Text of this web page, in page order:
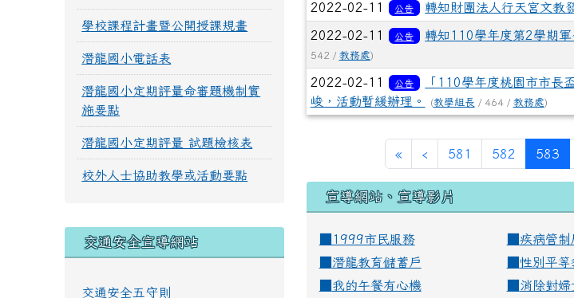
2022-02-11 公告 轉知財團法人行天宮文教
2022-02-11 公告 轉知110學年度第2學期軍
542 / 教務處)
2022-02-11 公告
「110學年度桃園市市長
峻，活動暫緩辦理。
(教學組長 / 464 / 教務處)
« ‹ 581 582 583
宣導網站、宣導影片
■1999市民服務 疾病管制
潛龍教育儲蓄戶 性別平等
我的午餐有心機
消除對
學校課程計畫暨公開授課規畫
潛龍國小電話表
潛龍國小定期評量命審題機制實
施要點
潛龍國小定期評量 試題檢核表
校外人士協助教學或活動要點
交通安全宣導網站
交通安全五守則